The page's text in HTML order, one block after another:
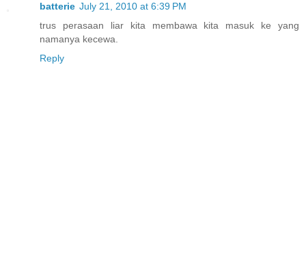
batterie July 21, 2010 at 6:39 PM
trus perasaan liar kita membawa kita masuk ke yang
namanya kecewa.
Reply